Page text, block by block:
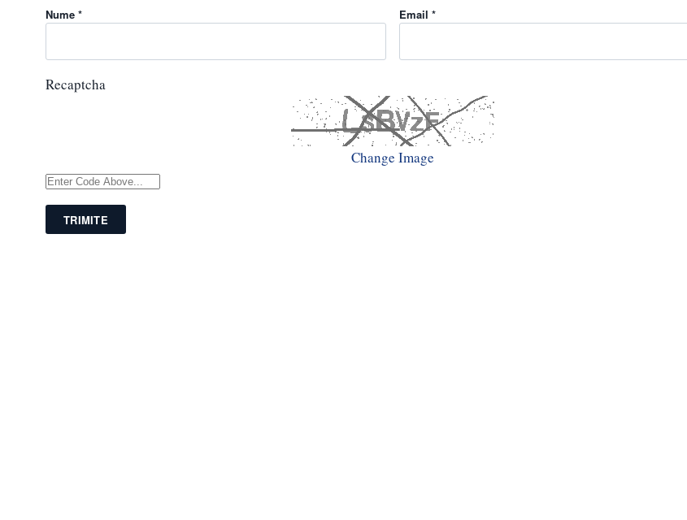
Nume * Email *
Recaptcha
Change Image
TRIMITE